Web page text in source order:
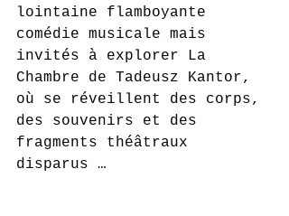
lointaine flamboyante
comédie musicale mais
invités à explorer La
Chambre de Tadeusz Kantor,
où se réveillent des corps,
des souvenirs et des
fragments théâtraux
disparus …